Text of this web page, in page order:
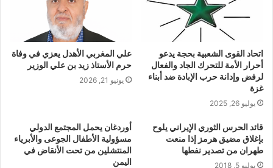
اتحاد القوى الشعبية بحجة يدعو
أحرار الأمة للتحرك الجاد والفعال
لرفض وإدانة حرب الإبادة ضد أبناء
غزة
يوليو 26, 2025
علي المغربي الأهدل يعزي في وفاة
حرم الأستاذ زيد بن علي الوزير
يونيو 21, 2026
قائد الحرس الثوري الإيراني يلوح
بإغلاق مضيق هرمز إذا منعت
طهران من تصدير نفطها
يوليو 5, 2018
أوردغان يحمل المجتمع الدولي
مسؤولية الأطفال الجوعى والأبرياء
المنتشلين من تحت الأنقاض في
اليمن